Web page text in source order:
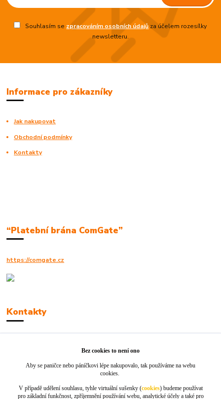
Souhlasím se zpracováním osobních údajůza účelem rozesílky
newsletteru.
Informace pro zákazníky
Jak nakupovat
Obchodní podmínky
Kontakty
“Platební brána ComGate”
https://comgate.cz
Kontakty
info@jackie-shop.cz
Bez cookies to není ono
Aby se paničce nebo páníčkovi lépe nakupovalo, tak používáme na webu
cookies.
V případě udělení souhlasu, tyhle virtuální sušenky (cookies) budeme používat
pro základní funkčnost, zpříjemnění používání webu, analytické účely a také pro